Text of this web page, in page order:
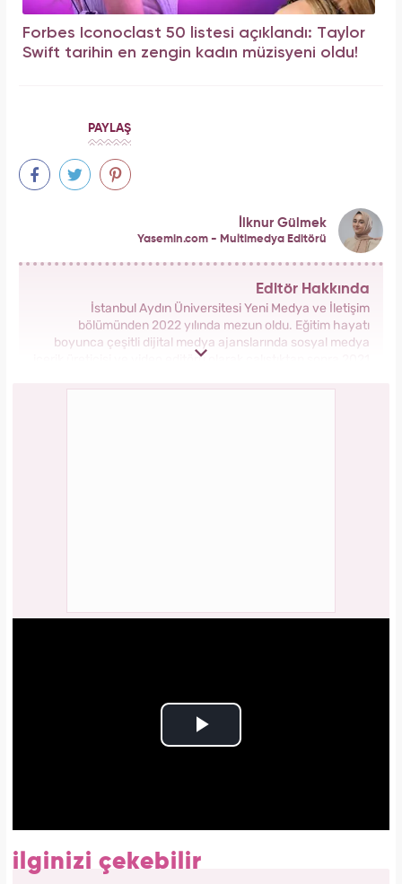
Forbes Iconoclast 50 listesi açıklandı: Taylor
Swift tarihin en zengin kadın müzisyeni oldu!
PAYLAŞ
İlknur Gülmek
Yasemin.com - Multimedya Editörü
Editör Hakkında
İstanbul Aydın Üniversitesi Yeni Medya ve İletişim
bölümünden 2022 yılında mezun oldu. Eğitim hayatı
boyunca çeşitli dijital medya ajanslarında sosyal medya
içerik üreticisi ve video editörü olarak çalıştıktan sonra 2021
Kanal7 Medya Grubu Yasemin.com bünyesinde Multimedya
ilginizi çekebilir